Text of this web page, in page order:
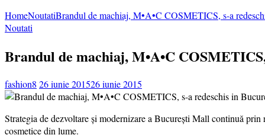
HomeNoutatiBrandul de machiaj, M•A•C COSMETICS, s-a
Noutati
Brandul de machiaj, M•A•C
fashion8 26 iunie 201526 iunie 2015
Strategia de dezvoltare și modernizare a București Mall continuă
cosmetice din lume.